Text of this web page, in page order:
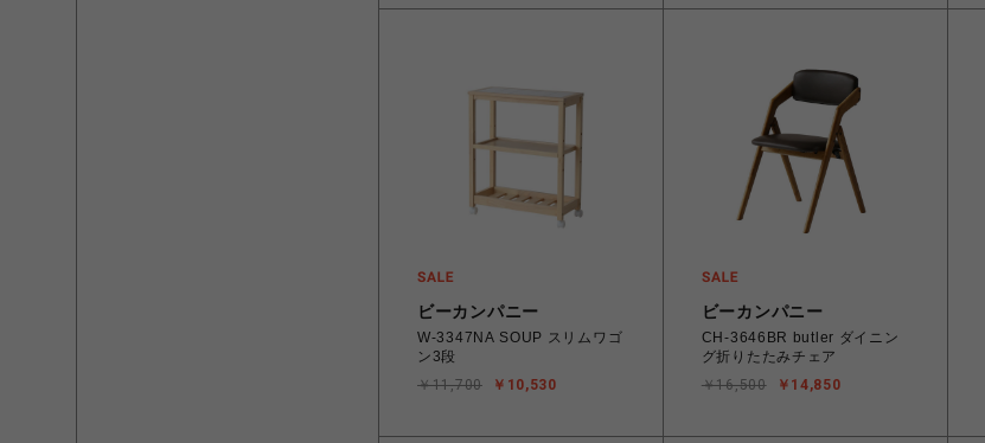
ビーカンパニー
W-3347NA SOUP スリムワゴ
ン3段
￥10,530
￥11,700
ビーカンパニー
CH-3646BR butler ダイニン
グ折りたたみチェア
￥14,850
￥16,500